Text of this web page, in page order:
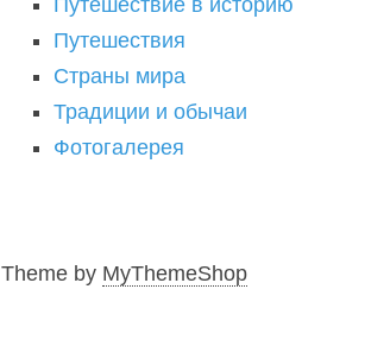
Путешествие в историю
Путешествия
Страны мира
Традиции и обычаи
Фотогалерея
Theme by MyThemeShop